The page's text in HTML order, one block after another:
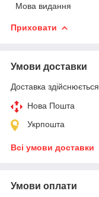
Мова видання
Приховати
Умови доставки
Доставка
Нова Пошта
Укрпошта
Всі умови доставки
Умови оплати